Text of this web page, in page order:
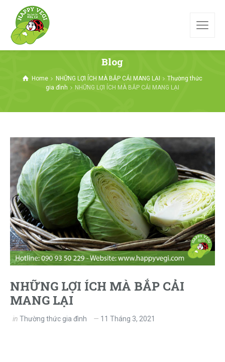
Blog
Home NHỮNG LỢI ÍCH MÀ BẮP CẢI MANG LẠI
Thường thức
gia đình
NHỮNG LỢI ÍCH MÀ BẮP CẢI MANG LẠI
NHỮNG LỢI ÍCH MÀ BẮP CẢI
MANG LẠI
in Thường thức gia đình 11 Tháng 3, 2021